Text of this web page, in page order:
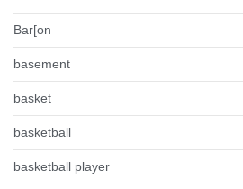
Bar[on
basement
basket
basketball
basketball player